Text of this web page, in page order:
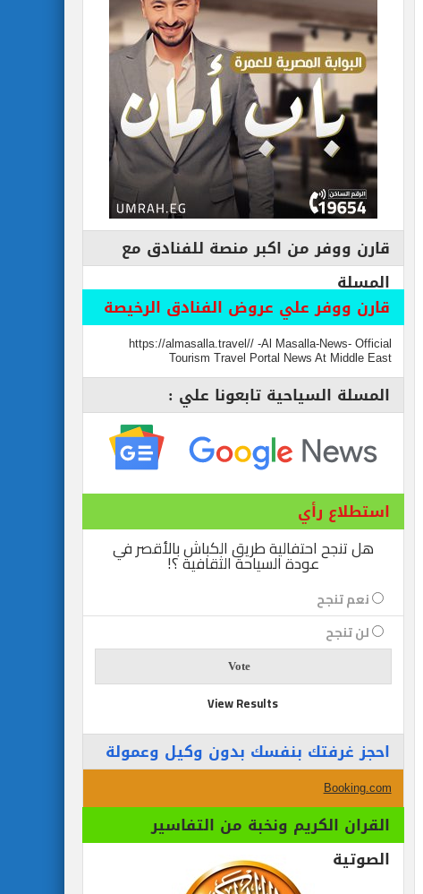
قارن ووفر من اكبر منصة للفنادق مع
المسلة
قارن ووفر علي عروض الفنادق الرخيصة
https://almasalla.travel// -Al Masalla-News- Official
Tourism Travel Portal News At Middle East
المسلة السياحية تابعونا علي :
استطلاع رأي
هل تنجح احتفالية طريق الكباش بالأقصر في
عودة السياحة الثقافية ؟!
نعم تنجح
لن تنجح
View Results
احجز غرفتك بنفسك بدون وكيل وعمولة
Booking.com
القران الكريم ونخبة من التفاسير
الصوتية